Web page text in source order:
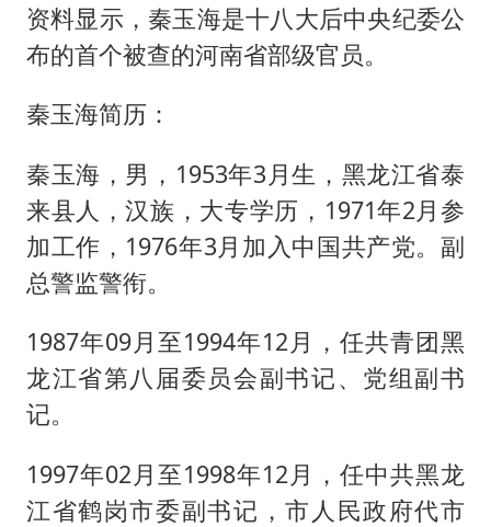
日韩股市高开跳水 SK海力士下挫转跌
台风白海豚最新路径研判来了
我国编制完成新版全月地质图
“深圳地面沉降致车辆损坏”不实
男子结婚8年发现3个女儿均非亲生
资料显示，秦玉海是十八大后中央纪委公
布的首个被查的河南省部级官员。
秦玉海简历：
秦玉海，男，1953年3月生，黑龙江省泰
来县人，汉族，大专学历，1971年2月参
加工作，1976年3月加入中国共产党。副
总警监警衔。
1987年09月至1994年12月，任共青团黑
龙江省第八届委员会副书记、党组副书
记。
1997年02月至1998年12月，任中共黑龙
江省鹤岗市委副书记，市人民政府代市